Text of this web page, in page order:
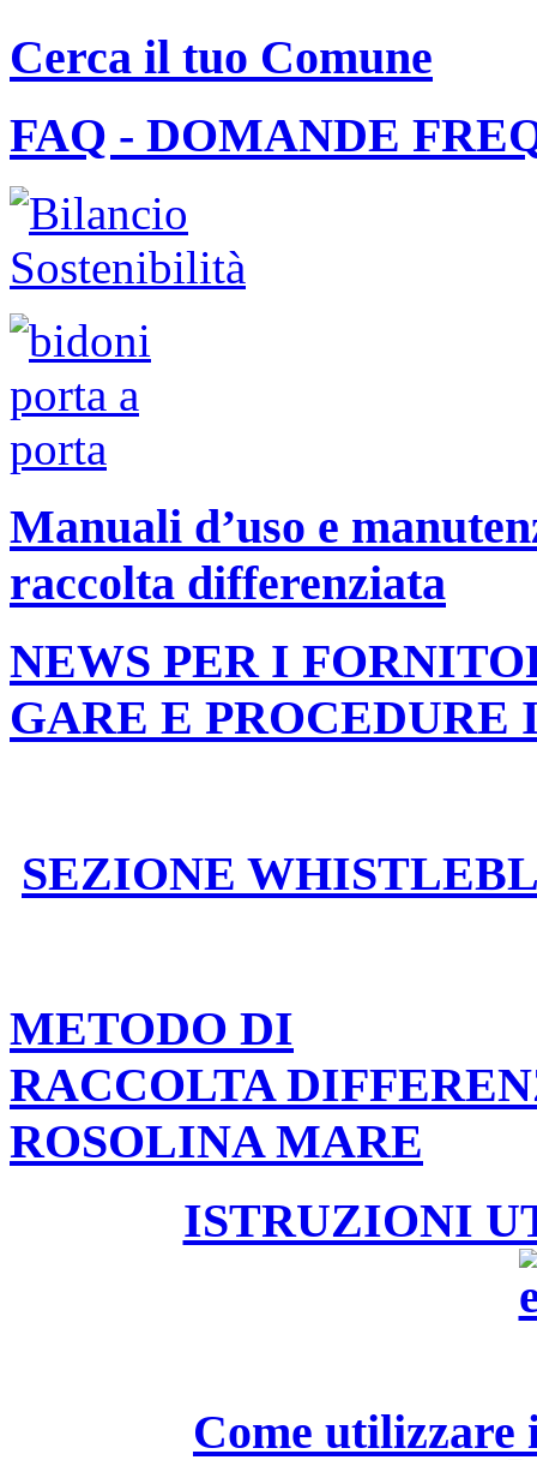
Cerca il tuo Comune
FAQ - DOMANDE
Manuali d’uso e
raccolta differenziata
NEWS PER I
GARE E PROCEDURE
SEZIONE
METODO DI
RACCOLTA
ROSOLINA MARE
ISTRUZIONI
Come utilizzare